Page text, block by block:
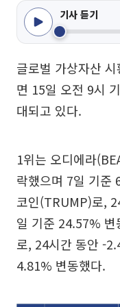
기사 듣기
글로벌 가상자산
면 15일 오전 9시
대되고 있다.
1위는 오디에라
락했으며 7일 기준
코인(TRUMP)로,
일 기준 24.57% 변
로, 24시간 동안 -
4.81% 변동했다.